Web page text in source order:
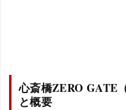
心斎橋ZERO GATE
と概要